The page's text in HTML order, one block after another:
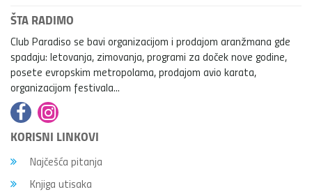
ŠTA RADIMO
Club Paradiso se bavi organizacijom i prodajom aranžmana gde
spadaju: letovanja, zimovanja, programi za doček nove godine,
posete evropskim metropolama, prodajom avio karata,
organizacijom festivala...
KORISNI LINKOVI
Najčešća pitanja
Knjiga utisaka